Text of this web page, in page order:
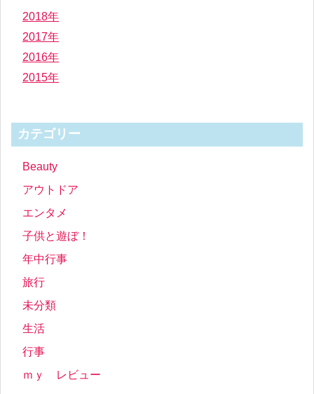
2018年
2017年
2016年
2015年
カテゴリー
Beauty
アウトドア
エンタメ
子供と遊ぼ！
年中行事
旅行
未分類
生活
行事
ｍｙ レビュー